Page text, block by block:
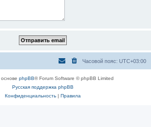
Часовой пояс: UTC+03:00
phpBB® Forum Software © phpBB Limited
Русская поддержка phpBB
Конфиденциальность| Правила